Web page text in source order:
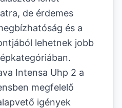
de érdemes
és a
lehetnek jobb
Intensa Uhp 2 a
megfelelő
igények